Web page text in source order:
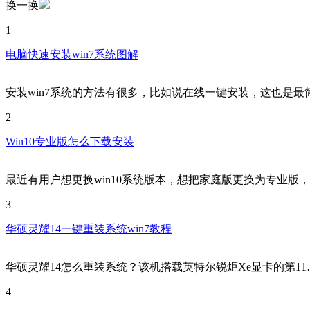
换一换
1
电脑快速安装win7系统图解
安装win7系统的方法有很多，比如说在线一键安装，这也是
2
Win10专业版怎么下载安装
最近有用户想更换win10系统版本，想把家庭版更换为专业版
3
华硕灵耀14一键重装系统win7教程
华硕灵耀14怎么重装系统？该机搭载英特尔锐炬Xe显卡的第
4